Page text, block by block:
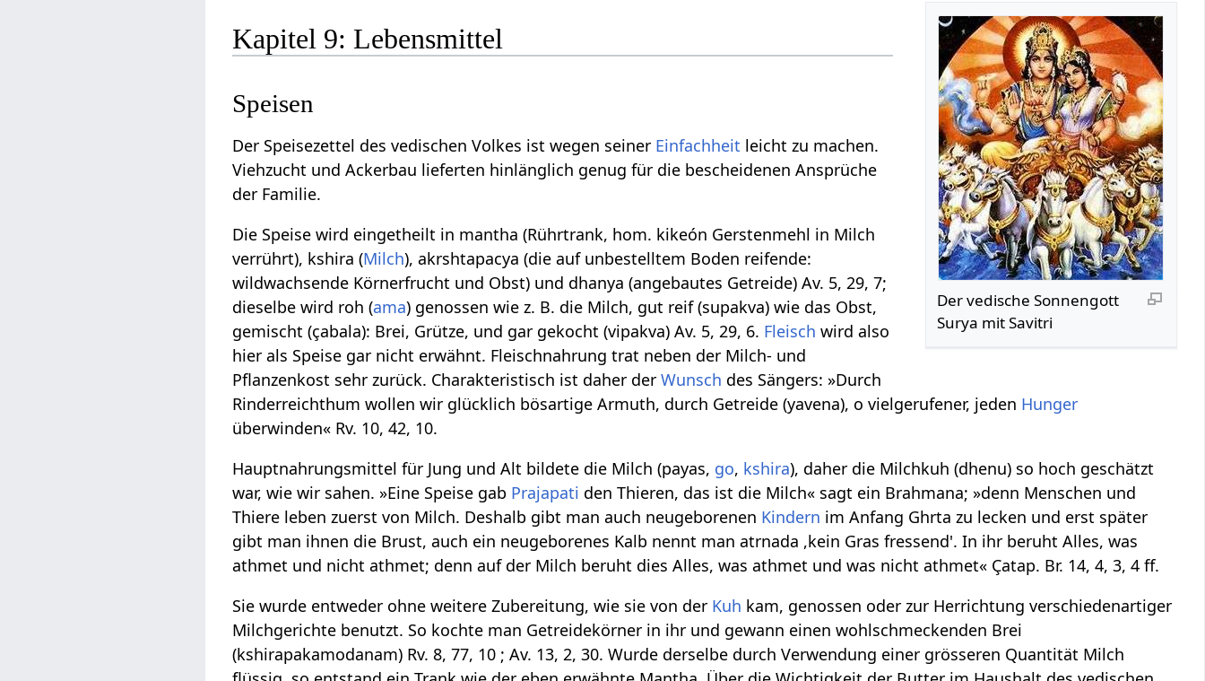
Der vedische Sonnengott
Surya mit Savitri
Kapitel 9: Lebensmittel
Speisen
Der Speisezettel des vedischen Volkes ist wegen seiner Einfachheit leicht zu machen.
Viehzucht und Ackerbau lieferten hinlänglich genug für die bescheidenen Ansprüche
der Familie.
Die Speise wird eingetheilt in mantha (Rührtrank, hom. kikeón Gerstenmehl in Milch
verrührt), kshira (Milch), akrshtapacya (die auf unbestelltem Boden reifende:
wildwachsende Körnerfrucht und Obst) und dhanya (angebautes Getreide) Av. 5, 29, 7;
dieselbe wird roh (ama) genossen wie z. B. die Milch, gut reif (supakva) wie das Obst,
gemischt (çabala): Brei, Grütze, und gar gekocht (vipakva) Av. 5, 29, 6. Fleisch wird also
hier als Speise gar nicht erwähnt. Fleischnahrung trat neben der Milch- und
Pflanzenkost sehr zurück. Charakteristisch ist daher derWunsch des Sängers: »Durch
Rinderreichthum wollen wir glücklich bösartige Armuth, durch Getreide (yavena), o vielgerufener, jeden Hunger
überwinden« Rv. 10, 42, 10.
Hauptnahrungsmittel für Jung und Alt bildete die Milch (payas, go, kshira), daher die Milchkuh (dhenu) so hoch geschätzt
war, wie wir sahen. »Eine Speise gab Prajapati den Thieren, das ist die Milch« sagt ein Brahmana; »denn Menschen und
Thiere leben zuerst von Milch. Deshalb gibt man auch neugeborenen Kindern im Anfang Ghrta zu lecken und erst später
gibt man ihnen die Brust, auch ein neugeborenes Kalb nennt man atrnada ,kein Gras fressend'. In ihr beruht Alles, was
athmet und nicht athmet; denn auf der Milch beruht dies Alles, was athmet und was nicht athmet« Çatap. Br. 14, 4, 3, 4 ff.
Sie wurde entweder ohne weitere Zubereitung, wie sie von der Kuh kam, genossen oder zur Herrichtung verschiedenartiger
Milchgerichte benutzt. So kochte man Getreidekörner in ihr und gewann einen wohlschmeckenden Brei
(kshirapakamodanam) Rv. 8, 77, 10 ; Av. 13, 2, 30. Wurde derselbe durch Verwendung einer grösseren Quantität Milch